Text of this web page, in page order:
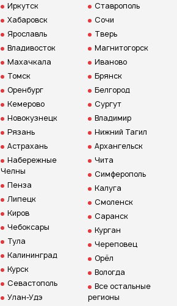
Иркутск
Хабаровск
Ярославль
Владивосток
Махачкала
Томск
Оренбург
Кемерово
Новокузнецк
Рязань
Астрахань
Набережные
Челны
Пенза
Липецк
Киров
Чебоксары
Тула
Калининград
Курск
Севастополь
Улан-Удэ
Ставрополь
Сочи
Тверь
Магнитогорск
Иваново
Брянск
Белгород
Сургут
Владимир
Нижний Тагил
Архангельск
Чита
Симферополь
Калуга
Смоленск
Саранск
Курган
Череповец
Орёл
Вологда
Все остальные
регионы